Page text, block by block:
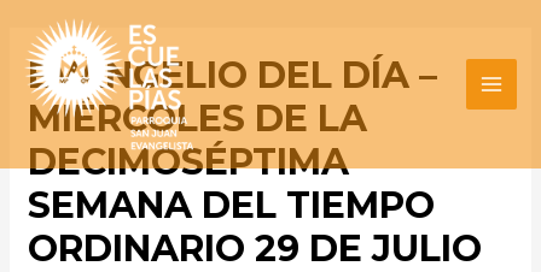
content
EVANGELIO DEL DÍA –
MIÉRCOLES DE LA
DECIMOSÉPTIMA
SEMANA DEL TIEMPO
ORDINARIO 29 DE JULIO
Post
navigation